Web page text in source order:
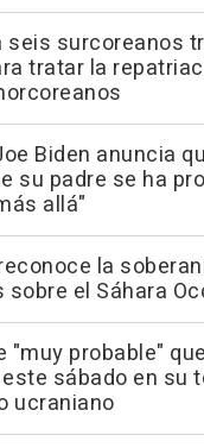
seis surcoreanos
tratar la
Biden anuncia
su padre se ha
allá"
la
sobre el Sáhara
"muy probable"
sábado en su
ucraniano